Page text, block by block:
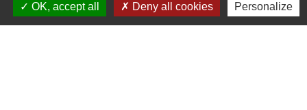
COMMUNAUTE DE COMMUNE
PAYS DE MAICHE
OK, accept all
Deny all cookies Personalize